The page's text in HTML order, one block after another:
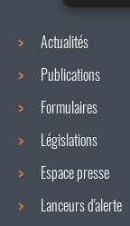
Actualités
Publications
Formulaires
Législations
Espace presse
Lanceurs d'alerte